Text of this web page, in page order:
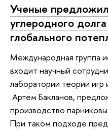
Ученые
углеродного
глобального
Международная группа
входит научный
лаборатории теории
Артем Бакланов,
производство
При таком подходе